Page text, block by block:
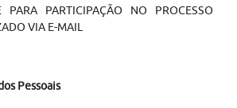
PARTICIPAÇÃO NO PROCESSO
VIA E-MAIL
Pessoais